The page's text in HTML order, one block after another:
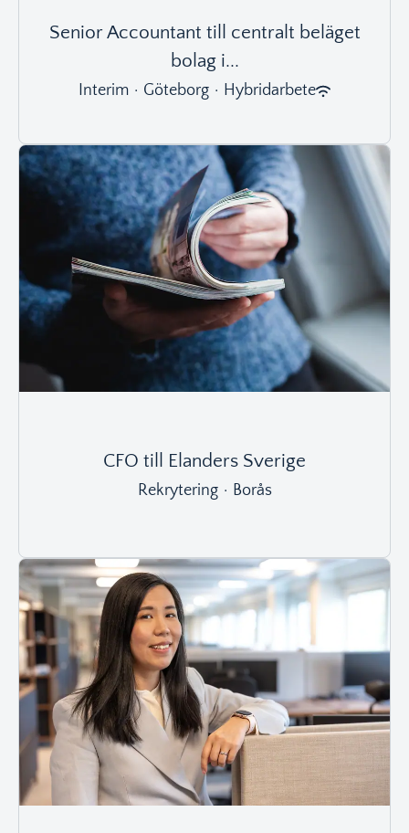
Senior Accountant till centralt beläget
bolag i...
Interim · Göteborg · Hybridarbete
CFO till Elanders Sverige
Rekrytering · Borås